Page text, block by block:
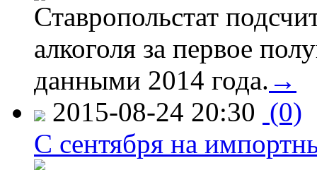
Ставропольстат
алкоголя за первое
данными 2014 года. →
2015-08-24 20:30 (0)
C сентября на